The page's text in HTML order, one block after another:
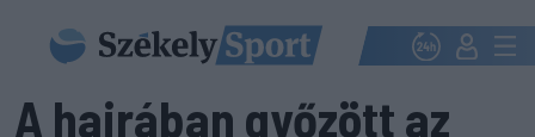
A hajrában győzött az